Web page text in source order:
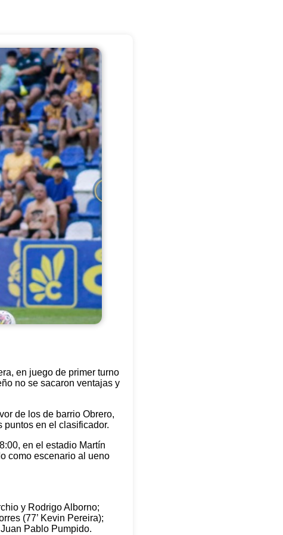
en juego de primer turno
no se sacaron ventajas y
de los de barrio Obrero,
puntos en el clasificador.
en el estadio Martín
como escenario al ueno
y Rodrigo Alborno;
(77’ Kevin Pereira);
Juan Pablo Pumpido.